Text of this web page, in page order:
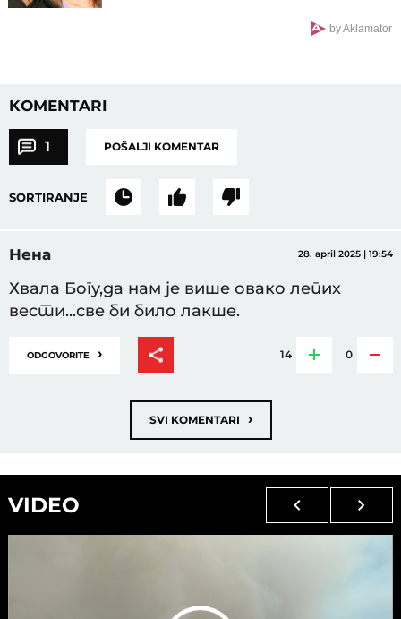
by Aklamator
KOMENTARI
1 POŠALJI KOMENTAR
SORTIRANJE
Нена 28. april 2025 | 19:54
Хвала Богу,да нам је више овако лепих
вести...све би било лакше.
ODGOVORITE › 14 0
SVI KOMENTARI ›
VIDEO